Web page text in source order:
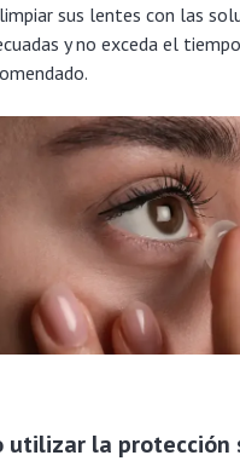
sus lentes con las
y no exceda el
utilizar la protección